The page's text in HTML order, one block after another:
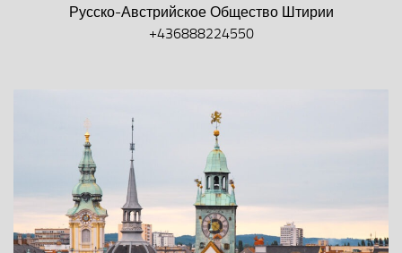
Русско-Австрийское Общество Штирии
+436888224550